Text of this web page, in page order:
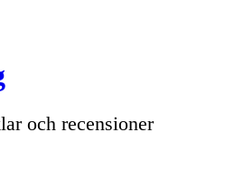
och recensioner